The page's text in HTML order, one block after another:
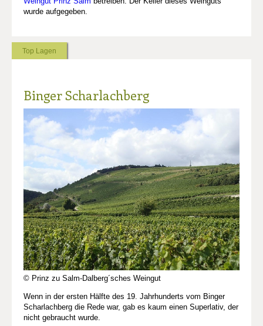
wurde aufgegeben.
Top Lagen
Binger Scharlachberg
© Prinz zu Salm-Dalberg´sches Weingut
Wenn in der ersten Hälfte des 19. Jahrhunderts vom Binger
Scharlachberg die Rede war, gab es kaum einen Superlativ, der
nicht gebraucht wurde.